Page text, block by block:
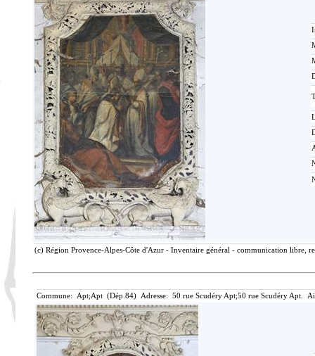
(c) Région Provence-Alpes-Côte d'Azur - Inventaire général - communication libre,
Commune: Apt;Apt (Dép.84) Adresse: 50 rue Scudéry Apt;50 rue Scudéry Apt.